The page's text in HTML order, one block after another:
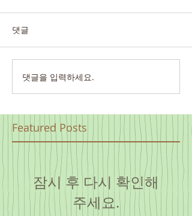
댓글
댓글을 입력하세요.
Featured Posts
잠시 후 다시 확인해
주세요.